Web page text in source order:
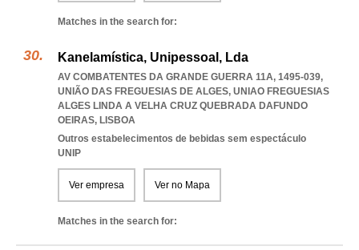
Matches in the search for:
Kanelamística, Unipessoal, Lda
AV COMBATENTES DA GRANDE GUERRA 11A, 1495-039,
UNIÃO DAS FREGUESIAS DE ALGES, UNIAO FREGUESIAS
ALGES LINDA A VELHA CRUZ QUEBRADA DAFUNDO
OEIRAS, LISBOA
Outros estabelecimentos de bebidas sem espectáculo
UNIP
Ver empresa Ver no Mapa
Matches in the search for: